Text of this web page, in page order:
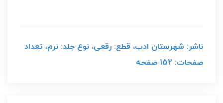
ناشر: شهرستان ادب، قطع: رقعی، نوع جلد: نرم، تعداد
صفحات: 152 صفحه